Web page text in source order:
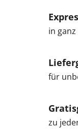
in
für
zu